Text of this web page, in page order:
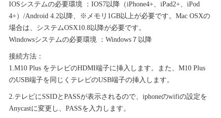
IOSシステムの必要環境 ：IOS7以降（iPhone4+、iPad2+、iPod
4+）/Android 4.2以降、※メモリ1GB以上が必要です。Mac OSXの
場合は、システムOSX10.8以降が必要です。
Windowsシステムの必要環境 ：Windows７以降
接続方法：
1.M10 Plus をテレビのHDMI端子に挿入します。また、M10 Plus
のUSB端子を同じくテレビのUSB端子の挿入します。
2.テレビにSSIDとPASSが表示されるので、iphoneのwifiの設定を
Anycastに変更し、PASSを入力します。